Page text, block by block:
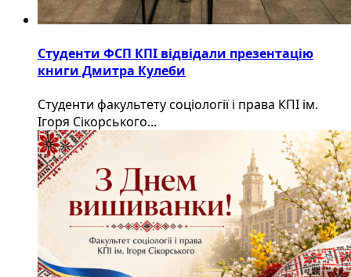
Студенти ФСП КПІ відвідали презентацію
книги Дмитра Кулеби
Студенти факультету соціології і права КПІ ім.
Ігоря Сікорського...